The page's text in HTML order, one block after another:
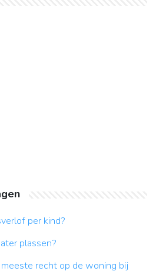
per kind?
plassen?
recht op de woning bij